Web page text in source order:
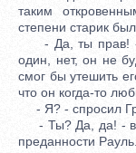
таким
степени старик
- Да, ты прав! -
один, нет, он не
смог бы утешить
что он когда-то
- Я? - спросил
- Ты? Да, да! -
преданности Рауль.